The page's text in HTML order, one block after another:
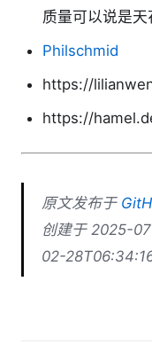
质量可以说是天
Philschmid
https://
https://
原文发布于
创建于 2025-
02-